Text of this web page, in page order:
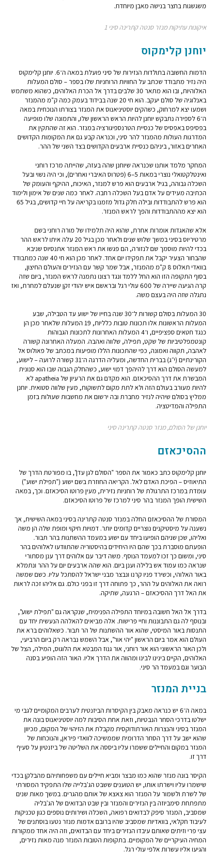
משגשגות בחצר בנישה מאבן מיוחדת.
איקונות עתיקות מנזר סנטה קתרינה סיני 1
יוחנן קלימקוס
הדמות החשובה בתולדות הנזירות של סיני פועלת במאה ה־6. יוחנן קלימקוס
היה נזיר מתבודד שכתב על החוויות הרוחניות שלו בספר – סולם המעלות
האלוהיות, ובו הוא מתאר 30 שלבים בדרך אל הכרת האלוהים, כשהוא משתמש
באנלוגיה של סולם יעקב. הוא חי 20 שנה בבידוד בעמק כמה ק"מ מהמנזר
ושמעו יצא למרחוק, כשהקים יוסטיניאנוס את המנזר בצורתו הנוכחית במאה
ה־6 לספירה נתבקש יוחנן להיות הראש הראשון שלו, והתמונה שלו מופיעה
בפסיפס באפסיס של כנסיית הטרנספיגורציה במנזר. הוא זה שהתקין את
המדרגות העולות מהמנזר להר סיני, וכנראה קבע גם את המקומות הקדושים
האחרים באזור, ביניהם כנסיית ארבעים הקדושים בצד השני של ההר.
המחקר מלמד אותנו שכנראה שיוחנן שהה בעזה, שהייתה מרכז רוחני
ואינטלקטואלי נוצרי במאות 5–6 (פטרוס האיברי ואחרים), וכי היה נשוי ובעל
השכלה גבוהה, בגיל ארבעים הוא פרש למנזר, האיכות, ההיקף והעומק של
הכתיבה מעידים על אדם בעל השכלה רחבה. לאחר כמה שנים של אימון ולימוד
הוא פרש להתבודדות ובילה חלק גדול מזמנו בקריאה על חיי קדושים, בגיל 65
הוא יצא מההתבודדות והפך לראש המנזר.
אלא שהאגדות אומרות אחרת, שהוא היה תלמידו של מורה רוחני בשם
מרטיריוס בסיני במשך שלוש שנים ולאחר מכן בגיל 20 עלה איתו לראש ההר
בכדי להיות מוסמך שם לנזורה, הם פגשו את ראש המנזר אתנסיוס שניבא
שהבחור הצעיר יקבל את תפקידו יום אחד. לאחר מכן הוא חי 40 שנה כמתבודד
בוואדי תאלוס 8 ק"מ מהמנזר, אבל שמר קשר עם הנזירים והעולם החיצון,
בסוף התקופה הזו הוא החל ללמד ונגד רצונו נתמנה לראש המנזר, ביום שזה
קרה הגיעה שיירה של 600 עולי רגל ובראשם איש יהודי זקן שנעלם למחרת, ואז
נתגלה שזה היה בעצם משה.
30 המעלות בסולם קשורות ל־30 שנה בחייו של ישוע עד הטבילה, שבע
המעלות הראשונות אלו תכונות טובות כלליות, 19 המעלות שלאחר מכן הן
כנגד חטאים ספציפיים, ו־4 המעלות האחרונות לתכונות הגבוהות
קונטמפלטיביות של שקט, תפילה, שלווה ואהבה. המעלה האחרונה קשורה
לאהבה, תקווה ואמונה, כפי שהתכונות הללו מופיעות במכתב של פאולוס אל
הקורינתיים (י״ג) בברית החדשה, ומעליה הדרגה ה־31 קשורה לרועה – לישוע,
למעשה הסולם הוא דרך להיהפך דמוי ישוע, כשהחלק הגבוה שבו הוא סנונית
המבשרת את דרך ההסיכאזם. הוא מקדם גם את הרעיון של apatheia לא
להיות מעורב בעולם הזה ולא לתת מקום לתשוקות, מעין שלווה סטואית. יוחנן
ממליץ בסולם שיהיה לנזיר מחברת ובה ירשום את מחשבות שעולות בזמן
התפילה והמדיטציה.
יוחנן של הסולם, מנזר סנטה קתרינה סיני
ההסיכאזם
יוחנן קלימקוס כתב כאמור את הספר "הסולם לגן עדן", בו מפורטת הדרך של
התיאוזיס – הפיכת האדם לאל. הקריאה החוזרת בשם ישוע ("תפילת ישוע")
עומדת במרכז התרגולת של רוחניות נזירית, מעין פרוטו הסיכאזם. וכך, במאה
השישית הופך המנזר בהר סיני למרכז של פרוטו הסיכאזם.
המסורת של ההסיכאזם החלה במנזר סנטה קתרינה בסיני במאה השישית, אך
נשענה על מיסטיקנים נוצריים קדומים יותר. דמויות חיקוי ומופת שלה הן משה
ואליהו, שכן שניהם הופיעו ביחד עם ישוע במעמד ההשתנות בהר תבור.
הופעתם מוסברת בכך שהם היו היחידים בהיסטוריה שהתוודעו לאלוהים בהר
סיני, ומשום כך זכו למעמד הנוסף. משה דיבר עם אלוהים דרך ענן מסתורי
שנראה כמו עמוד אש בלילה וענן ביום. הוא שהה ארבעים יום על ההר ונתמלא
באור האלוהי, וכשירד פניו קרנו ונבצר מבני ישראל להסתכל עליו. כשם שמשה
רואה את האלוהים על ההר, כך פתוחה דרך זו בפני כולם. גם אליהו זכה לראות
את האל דרך ההסיכאזם – הרגעה, שתיקה.
בדרך אל האל חשובה במיוחד התפילה הפנימית, שנקראה גם "תפילת ישוע",
ובנוסף לה גם התבוננות וחיי פרישות. אלה מביאים להאלהה הנעשית יחד עם
התנסות באור המיסטי, שהוא אור ההשתנות של הר תבור. כשאלוהים ברא את
העולם הוא אמר ביום הראשון "יהי אור", אבל השמש נבראה רק ביום הרביעי,
ולכן האור הראשוני הוא אור רוחני, אור גנוז המבטא את הלוגוס, המילה, הצל של
האלוהים, הקיים בינינו לבינו ומהווה את הדרך אליו. האור הזה הופיע בסנה
הבוער וגם במעמד הר סיני.
בניית המנזר
במאה ה־6 יש כנראה מאבק בין הקיסרות הביזנטית לערבים המקומיים לגבי מי
ישלטו בדרכי הסחר הנבטיות, וזאת אחת הסיבות למה יוסטיניאנוס בונה את
המנזר בסיני והנצרות האורתודוקסית מקבלת את הזיהוי של המקום, מכיוון
שהוא ישב על דרך הסחר הדרומית שממשיכה לוואדי פיראן, והנוכחות של
המנזר במקום והחיילים ששמרו עליו ביססה את השליטה של ביזנטיון על סעיף
דרך זו.
הקיסר בונה מנזר שהוא כמו מבצר ומביא חיילים עם משפחותיהם מהבלקן בכדי
שישמרו עליו וישרתו אותו, יש הטוענים ששבט הג'בלייה שלו התפקיד המסורתי
של לשרת ולשמור על המנזר הוא צאצא של אותם מהגרים. במשך מאות שנים
מתפתחת סימביוזה בין הנזירים והמנזר ובין שבט הבדואים של הג'בליה
שמסביב, המנזר סיפק לבדואים רפואה, השכלה ושירותים נוספים כגון טכניקות
לעיבוד חקלאי, בוואדיות שמסביב שהיו ברובם אדמות מנזר נטעו בוסתנים של
עצי פרי וזיתים שאותם עיבדו הנזירים ביחד עם הבדואים, וזה היה אחד ממקורות
המחיה העיקריים של המקומיים. בתקופות הטובות המנזר מנה מאות נזירים,
והגיעו אליו עשרות אלפי עולי רגל.